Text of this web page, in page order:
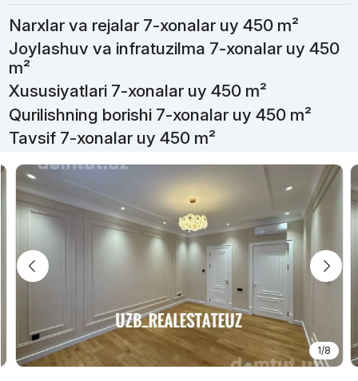
Narxlar va rejalar 7-xonalar uy 450 m²
Joylashuv va infratuzilma 7-xonalar uy 450
m²
Xususiyatlari 7-xonalar uy 450 m²
Qurilishning borishi 7-xonalar uy 450 m²
Tavsif 7-xonalar uy 450 m²
1/8